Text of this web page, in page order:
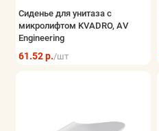
Сиденье для унитаза с
микролифтом KVADRO, AV
Engineering
61.52 р./шт